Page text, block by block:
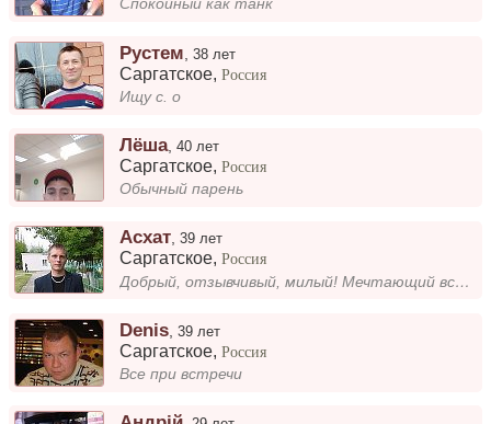
Спокойный как танк
Рустем ,38 лет
Саргатское,Россия
Ищу с. о
Лёша,40 лет
Саргатское,Россия
Обычный парень
Асхат,39 лет
Саргатское,Россия
Добрый, отзывчивый, милый! Мечтающий встретить настоящую любовь!
Denis ,39 лет
Саргатское,Россия
Все при встречи